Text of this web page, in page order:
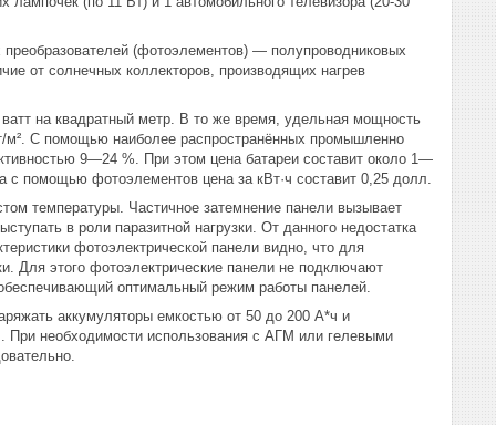
(фотоэлементов) — полупроводниковых
от солнечных коллекторов, производящих нагрев
на квадратный метр. В то же время, удельная мощность
м². С помощью наиболее распространённых промышленно
9—24 %. При этом цена батареи составит около 1—
помощью фотоэлементов цена за кВт·ч составит 0,25 долл.
температуры. Частичное затемнение панели вызывает
в роли паразитной нагрузки. От данного недостатка
фотоэлектрической панели видно, что для
Для этого фотоэлектрические панели не подключают
оптимальный режим работы панелей.
аккумуляторы емкостью от 50 до 200 А*ч и
При необходимости использования с АГМ или гелевыми